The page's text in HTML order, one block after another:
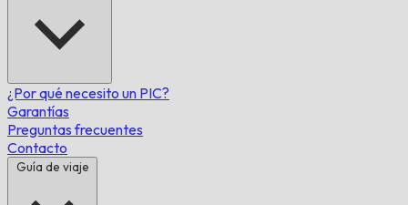
¿Por qué necesito un PIC?
Garantías
Preguntas frecuentes
Contacto
Guía de viaje